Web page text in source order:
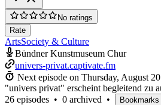
No ratings
Rate
ArtsSociety & Culture
Bündner Kunstmuseum Chur
univers-privat.captivate.fm
Next episode on Thursday, August 20
"univers privat" erscheint begleitend zu
26 episodes • 0 archived • Bookmarks